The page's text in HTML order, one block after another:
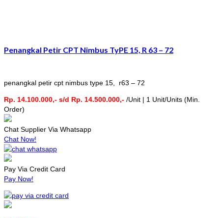
Penangkal Petir CPT Nimbus TyPE 15, R 63 – 72
penangkal petir cpt nimbus type 15, r63 – 72
Rp. 14.100.000,- s/d Rp. 14.500.000,- /Unit | 1 Unit/Units (Min.
Order)
Chat Supplier Via Whatsapp
Chat Now!
Pay Via Credit Card
Pay Now!